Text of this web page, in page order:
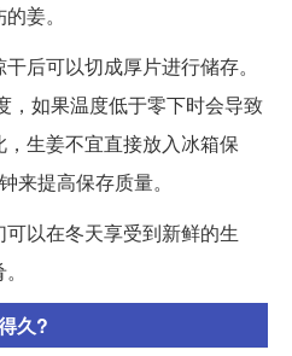
姜。
后可以切成厚片进行储存。
，如果温度低于零下时会导致
生姜不宜直接放入冰箱保
来提高保存质量。
以在冬天享受到新鲜的生
久?